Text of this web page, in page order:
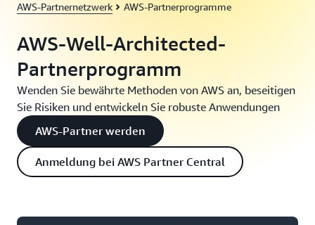
AWS-Partnernetzwerk AWS-Partnerprogramme
AWS-Well-Architected-
Partnerprogramm
Wenden Sie bewährte Methoden von AWS an, beseitigen
Sie Risiken und entwickeln Sie robuste Anwendungen
AWS-Partner werden
Anmeldung bei AWS Partner Central